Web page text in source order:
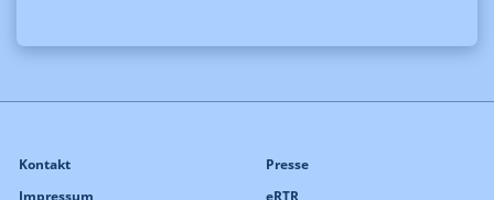
Kontakt
Impressum
Presse
eRTR